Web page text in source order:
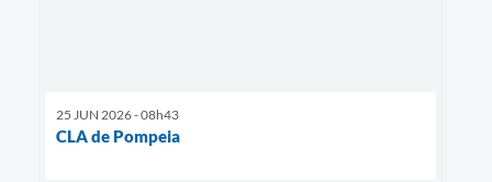
25 JUN 2026 - 08h43
CLA de Pompeia